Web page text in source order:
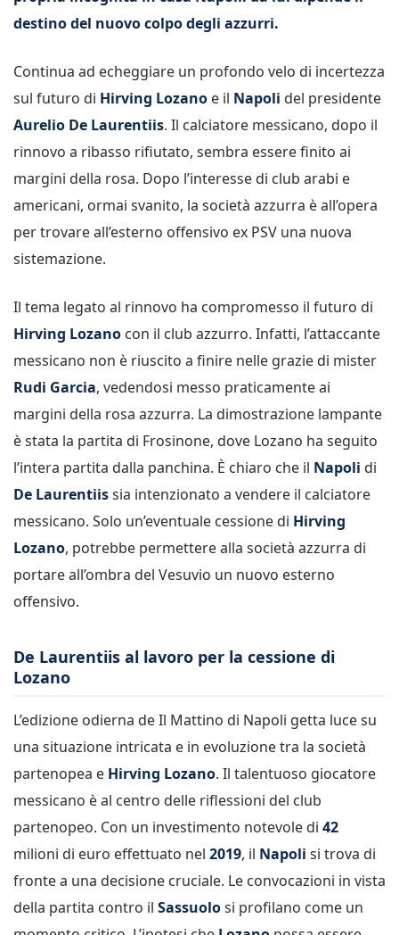
destino del nuovo colpo degli azzurri.
Continua ad echeggiare un profondo velo di incertezza
sul futuro di Hirving Lozano e il Napoli del presidente
Aurelio De Laurentiis. Il calciatore messicano, dopo il
rinnovo a ribasso rifiutato, sembra essere finito ai
margini della rosa. Dopo l’interesse di club arabi e
americani, ormai svanito, la società azzurra è all’opera
per trovare all’esterno offensivo ex PSV una nuova
sistemazione.
Il tema legato al rinnovo ha compromesso il futuro di
Hirving Lozano con il club azzurro. Infatti, l’attaccante
messicano non è riuscito a finire nelle grazie di mister
Rudi Garcia, vedendosi messo praticamente ai
margini della rosa azzurra. La dimostrazione lampante
è stata la partita di Frosinone, dove Lozano ha seguito
l’intera partita dalla panchina. È chiaro che il Napoli di
De Laurentiissia intenzionato a vendere il calciatore
messicano. Solo un’eventuale cessione di Hirving
Lozano, potrebbe permettere alla società azzurra di
portare all’ombra del Vesuvio un nuovo esterno
offensivo.
De Laurentiis al lavoro per la cessione di
Lozano
L’edizione odierna de Il Mattino di Napoli getta luce su
una situazione intricata e in evoluzione tra la società
partenopea e Hirving Lozano. Il talentuoso giocatore
messicano è al centro delle riflessioni del club
partenopeo. Con un investimento notevole di 42
milioni di euro effettuato nel 2019, il Napoli si trova di
fronte a una decisione cruciale. Le convocazioni in vista
della partita contro il Sassuolosi profilano come un